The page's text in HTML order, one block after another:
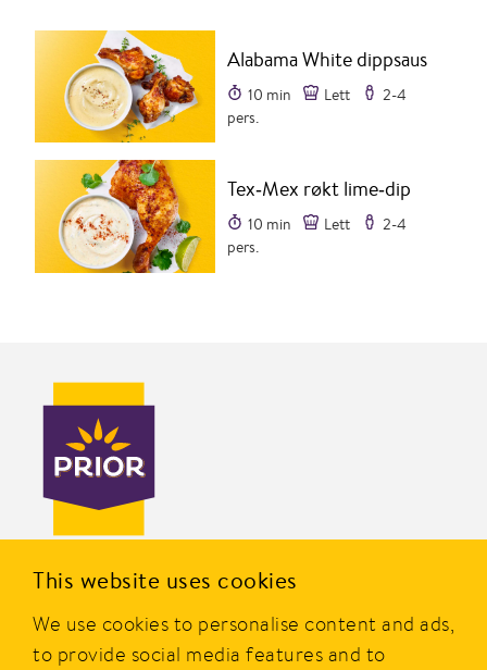
This website uses cookies
We use cookies to personalise content and ads,
to provide social media features and to
Alabama White dippsaus
10 min Lett
2-4
pers.
Tex‑Mex røkt lime‑dip
10 min Lett
2-4
pers.
PRIOR er en av Norges mest kjente merkevarer innen
1977, og i dag tilbyr PRIOR et bredt utvalg av produkter av
kylling, kalkun og egg fra norske bønder.